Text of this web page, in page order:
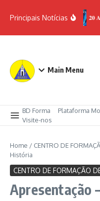
Principais Notícias 𝟐𝟎
Main Menu
BD Forma Plataforma
Visite-nos
Home / CENTRO DE
História
CENTRO DE FORMAÇÃO
Apresentação